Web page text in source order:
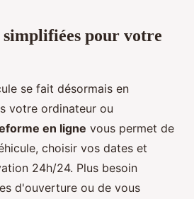
simplifiées pour votre
se fait désormais en
votre ordinateur ou
en ligne vous permet de
choisir vos dates et
24h/24. Plus besoin
d'ouverture ou de vous